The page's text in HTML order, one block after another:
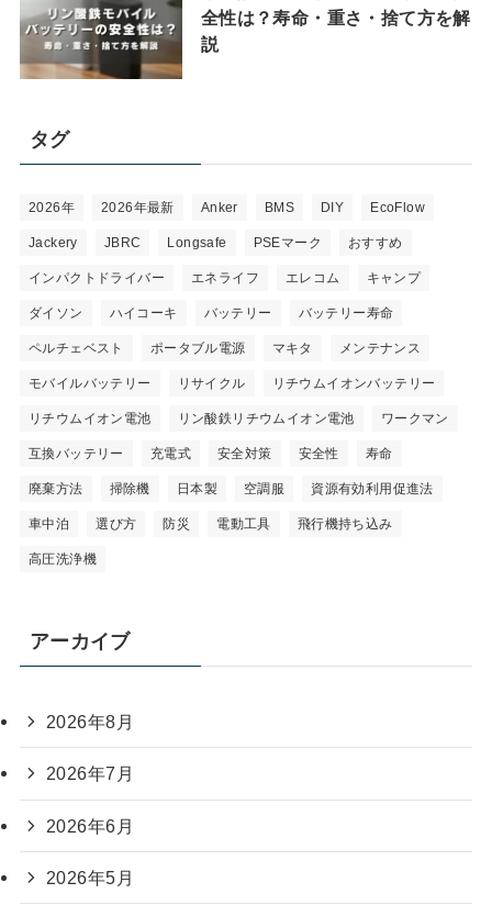
全性は？寿命・重さ・捨て方を解
説
タグ
2026年 2026年最新 Anker BMS DIY EcoFlow
Jackery JBRC Longsafe PSEマーク おすすめ
インパクトドライバー エネライフ エレコム キャンプ
ダイソン ハイコーキ バッテリー バッテリー寿命
ペルチェベスト ポータブル電源 マキタ メンテナンス
モバイルバッテリー リサイクル リチウムイオンバッテリー
リチウムイオン電池 リン酸鉄リチウムイオン電池 ワークマン
互換バッテリー 充電式 安全対策 安全性 寿命
廃棄方法 掃除機 日本製 空調服 資源有効利用促進法
車中泊 選び方 防災 電動工具 飛行機持ち込み
高圧洗浄機
アーカイブ
2026年8月
2026年7月
2026年6月
2026年5月